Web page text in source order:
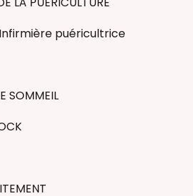
Infirmière puéricultrice
SOMMEIL